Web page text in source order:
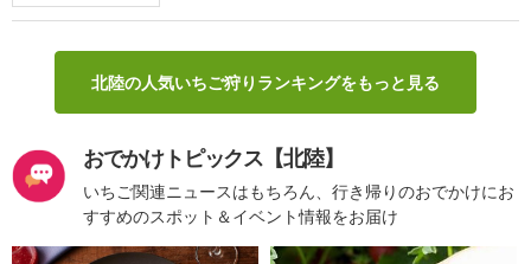
北陸の人気いちご狩りランキングをもっと見る
おでかけトピックス【北陸】
いちご関連ニュースはもちろん、行き帰りのおでかけにお
すすめのスポット＆イベント情報をお届け